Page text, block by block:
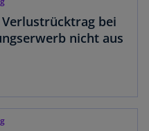
Verlustrücktrag bei
nicht aus